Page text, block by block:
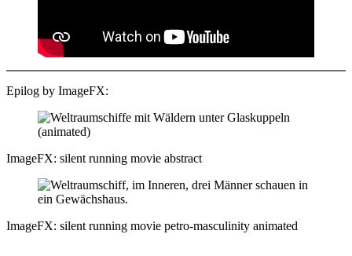
Epilog by ImageFX:
ImageFX: silent running movie abstract
ImageFX: silent running movie petro-masculinity animated